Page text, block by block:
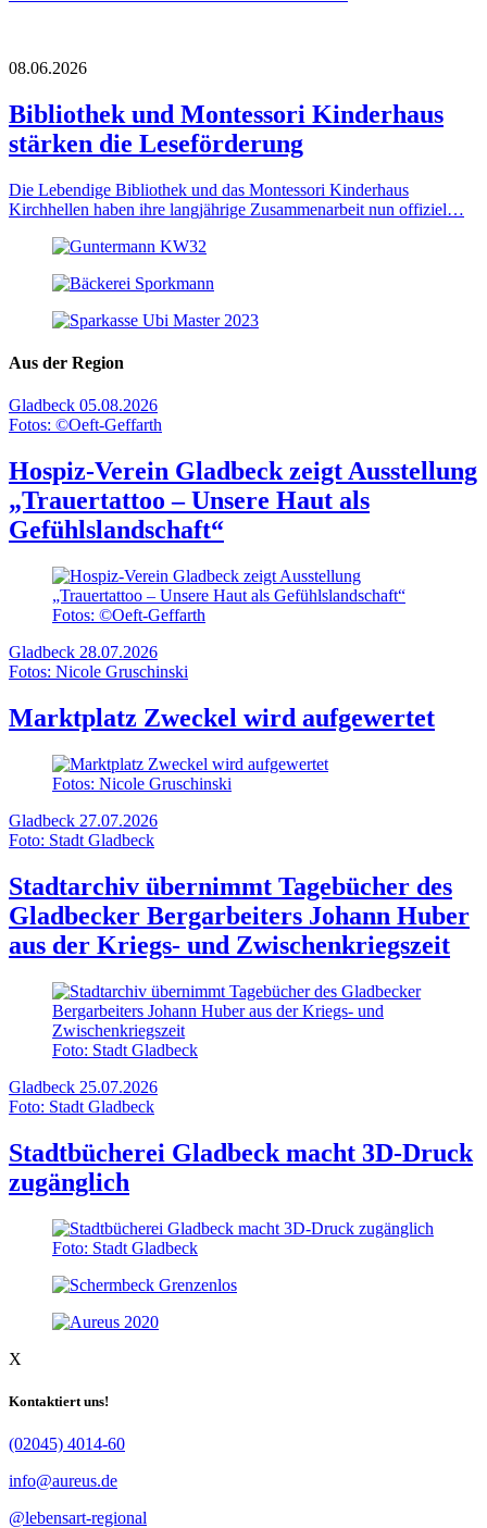
08.06.2026
Bibliothek und Montessori Kinderhaus
stärken die Leseförderung
Die Lebendige Bibliothek und das Montessori Kinderhaus
Kirchhellen haben ihre langjährige Zusammenarbeit nun offiziel…
Aus der Region
Gladbeck 05.08.2026
Fotos: ©Oeft-Geffarth
Hospiz-Verein Gladbeck zeigt Ausstellung
„Trauertattoo – Unsere Haut als
Gefühlslandschaft“
Fotos: ©Oeft-Geffarth
Gladbeck 28.07.2026
Fotos: Nicole Gruschinski
Marktplatz Zweckel wird aufgewertet
Fotos: Nicole Gruschinski
Gladbeck 27.07.2026
Foto: Stadt Gladbeck
Stadtarchiv übernimmt Tagebücher des
Gladbecker Bergarbeiters Johann Huber
aus der Kriegs- und Zwischenkriegszeit
Foto: Stadt Gladbeck
Gladbeck 25.07.2026
Foto: Stadt Gladbeck
Stadtbücherei Gladbeck macht 3D-Druck
zugänglich
Foto: Stadt Gladbeck
X
Kontaktiert uns!
(02045) 4014-60
info@aureus.de
@lebensart-regional